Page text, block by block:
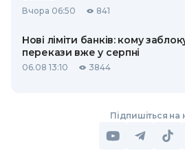
Вчора 06:50 841
Нові ліміти банків: кому
перекази вже у серпні
06.08 13:10 3844
Підпишіться на